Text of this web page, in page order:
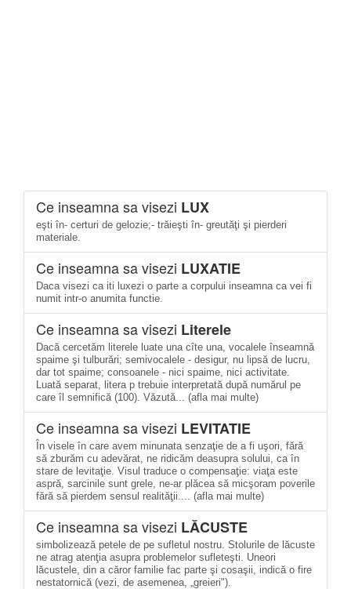
Ce inseamna sa visezi LUX
eşti în- certuri de gelozie;- trăieşti în- greutăţi şi pierderi
materiale.
Ce inseamna sa visezi LUXATIE
Daca visezi ca iti luxezi o parte a corpului inseamna ca vei fi
numit intr-o anumita functie.
Ce inseamna sa visezi Literele
Dacă cercetăm literele luate una cîte una, vocalele înseamnă
spaime şi tulburări; semivocalele - desigur, nu lipsă de lucru,
dar tot spaime; consoanele - nici spaime, nici activitate.
Luată separat, litera p trebuie interpretată după numărul pe
care îl semnifică (100). Văzută... (afla mai multe)
Ce inseamna sa visezi LEVITATIE
În visele în care avem minunata senzaţie de a fi uşori, fără
să zburăm cu adevărat, ne ridicăm deasupra solului, ca în
stare de levitaţie. Visul traduce o compensaţie: viaţa este
aspră, sarcinile sunt grele, ne-ar plăcea să micşoram poverile
fără să pierdem sensul realităţii.... (afla mai multe)
Ce inseamna sa visezi LĂCUSTE
simbolizează petele de pe sufletul nostru. Stolurile de lăcuste
ne atrag atenţia asupra problemelor sufleteşti. Uneori
lăcustele, din a căror familie fac parte şi cosaşii, indică o fire
nestatornică (vezi, de asemenea, „greieri").